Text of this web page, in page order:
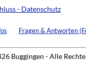
- Datenschutz
Fragen & Antworten
Buggingen - Alle